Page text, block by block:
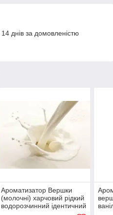
днів за домовленістю
Ароматизатор Вершки
(молочні) харчовий рідкий
водорозчинний ідентичний